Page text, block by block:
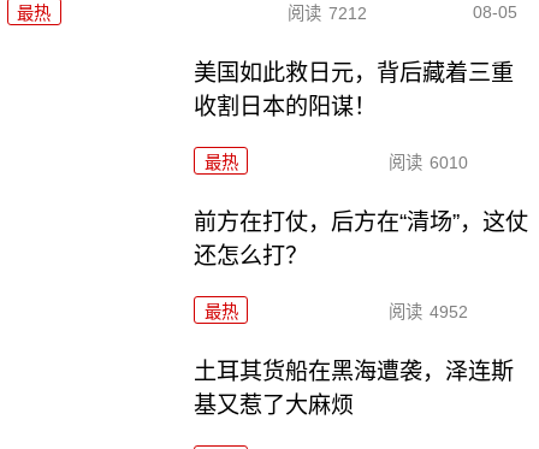
最热 阅读 7212 08-05
美国如此救日元，背后藏着三重
收割日本的阳谋！
最热 阅读 6010
前方在打仗，后方在“清场”，这仗
还怎么打？
最热 阅读 4952
土耳其货船在黑海遭袭，泽连斯
基又惹了大麻烦